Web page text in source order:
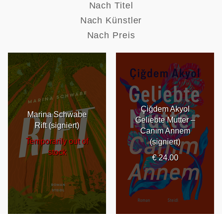
Nach Titel
Nach Künstler
Nach Preis
Marina Schwabe
Rift (signiert)
Temporarily out of
stock
Çiğdem Akyol
Geliebte Mutter –
Canım Annem
(signiert)
€ 24.00